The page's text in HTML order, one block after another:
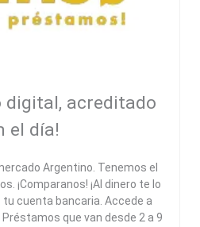
digital, acreditado
el día!
Argentino. Tenemos el
¡Comparanos! ¡Al dinero te lo
tu cuenta bancaria. Accede a
que van desde 2 a 9